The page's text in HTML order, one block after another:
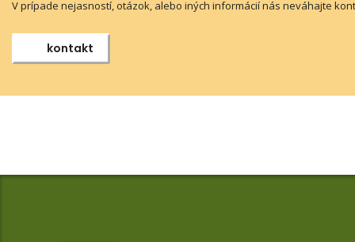
V prípade nejasností, otázok, alebo iných informácií nás neváhajte
kontakt